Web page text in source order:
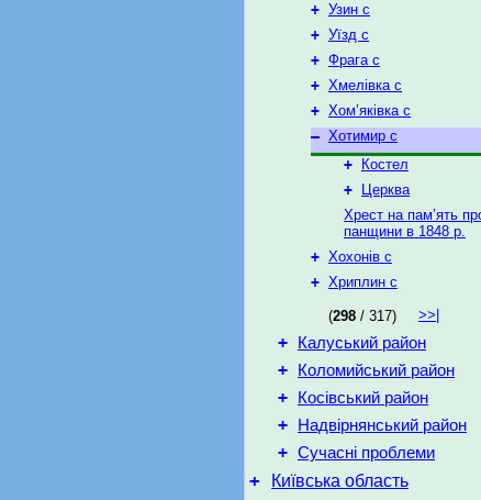
+ Узин с
+ Уїзд с
+ Фрага с
+ Хмелівка с
+ Хом’яківка с
– Хотимир с
+
Костел
+
Церква
Хрест на пам’ять
панщини в 1848 р.
+ Хохонів с
+ Хриплин с
(298 / 317) >>|
+ Калуський район
+ Коломийський район
+ Косівський район
+ Надвірнянський район
+ Сучасні проблеми
+ Київська область